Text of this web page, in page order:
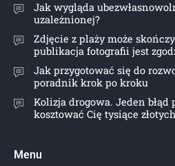
Jak wygląda
uzależnionej?
Zdjęcie z plaży może
publikacja fotografii jest
Jak przygotować się do
poradnik krok po kroku
Kolizja drogowa. Jeden błąd
kosztować Cię tysiące złotych
Menu